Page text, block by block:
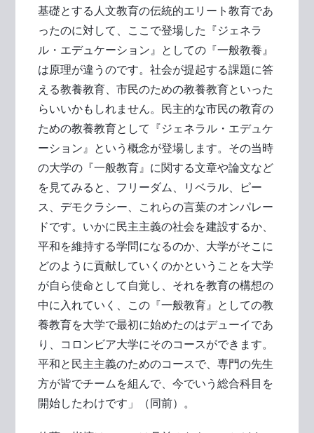
基礎とする人文教育の伝統的エリート教育であ
ったのに対して、ここで登場した『ジェネラ
ル・エデュケーション』としての『一般教養』
は原理が違うのです。社会が提起する課題に答
える教養教育、市民のための教養教育といった
らいいかもしれません。民主的な市民の教育の
ための教養教育として『ジェネラル・エデュケ
ーション』という概念が登場します。その当時
の大学の『一般教育』に関する文章や論文など
を見てみると、フリーダム、リベラル、ピー
ス、デモクラシー、これらの言葉のオンパレー
ドです。いかに民主主義の社会を建設するか、
平和を維持する学問になるのか、大学がそこに
どのように貢献していくのかということを大学
が自ら使命として自覚し、それを教育の構想の
中に入れていく、この『一般教育』としての教
養教育を大学で最初に始めたのはデューイであ
り、コロンビア大学にそのコースができます。
平和と民主主義のためのコースで、専門の先生
方が皆でチームを組んで、今でいう総合科目を
開始したわけです」（同前）。